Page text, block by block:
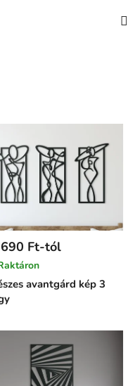
avantgárd kép 3
Ft-tól